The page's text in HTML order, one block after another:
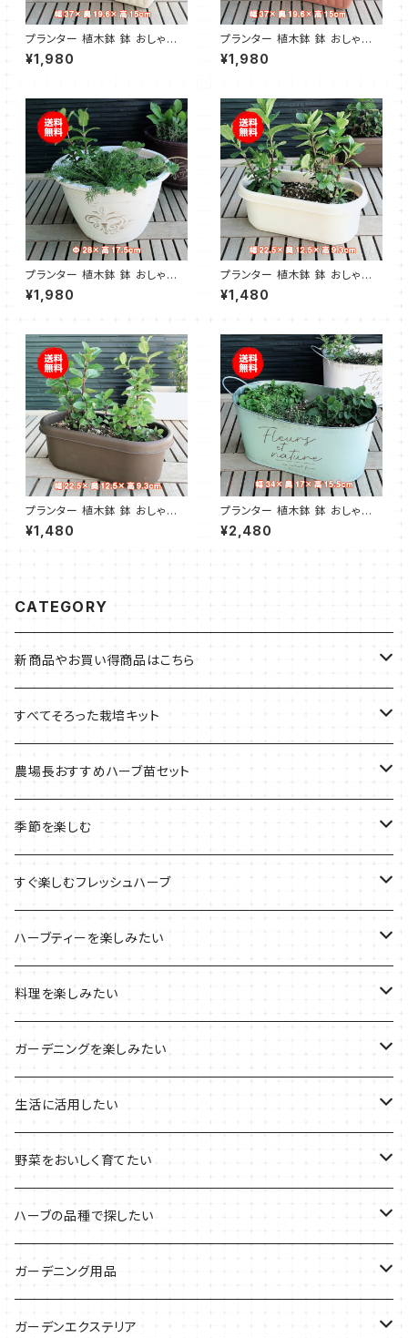
プランター 植木鉢 鉢 おしゃれ
（レリーフプランター 白 受皿付）
¥1,980
プランター 植木鉢 鉢 おしゃれ
（レリーフプランター 茶 受皿付）
¥1,980
プランター 植木鉢 鉢 おしゃれ
（アンティークライトプラワンポ
イント 白）
¥1,980
プランター 植木鉢 鉢 おしゃれ
（プラ製プランター 白）
¥1,480
プランター 植木鉢 鉢 おしゃれ
（プラ製プランター 茶）
¥1,480
プランター 植木鉢 鉢 おしゃれ
（モダンラスティブリキ オーバル
L ミント）
¥2,480
CATEGORY
新商品やお買い得商品はこちら
今イチオシの商品
季節のおすすめ商品
すべてそろった栽培キット
フェルトプランターの栽培キット
ルーツポーチの栽培キット
ブリキプランターの栽培キット
木製プランターの栽培キット
プラ製プランターの栽培キット
その他のプランターの栽培キット
農場長おすすめハーブ苗セット
農場長おすすめセット
おすすめの寄せ植え
季節を楽しむ
2022年のお正月
2022年の母の日
2021年の敬老の日
2021年のハロウィン
2021年のクリスマス
すぐ楽しむフレッシュハーブ
ハーブミックス
ハーブブーケ
フレッシュハーブ
ハーブティーを楽しみたい
ハーブティーの定番ハーブ
リラックスしたい時に
シャキッとしたい時に
デトックスに
気分で香りを楽しみたい
料理を楽しみたい
料理の定番ハーブ
イタリア料理に
魚料理に
BBQ・肉料理に
サラダに使いたい
秋植えで料理に
ガーデニングを楽しみたい
花を楽しみたい
カラーリーフ
ハーブガーデンづくりに
夏のハーブガーデンに
生活に活用したい
パーティーハーブ
インスタ映えハーブ
虫よけに使いたい
ハーブバスに
野菜をおいしく育てたい
トマトのコンパニオン
ジャガイモのコンパニオン
葉物野菜のコンパニオン
ハーブの品種で探したい
ミント・ハーブ苗
バジル・ハーブ苗
ガーデニング用品
その他
ガーデンエクステリア